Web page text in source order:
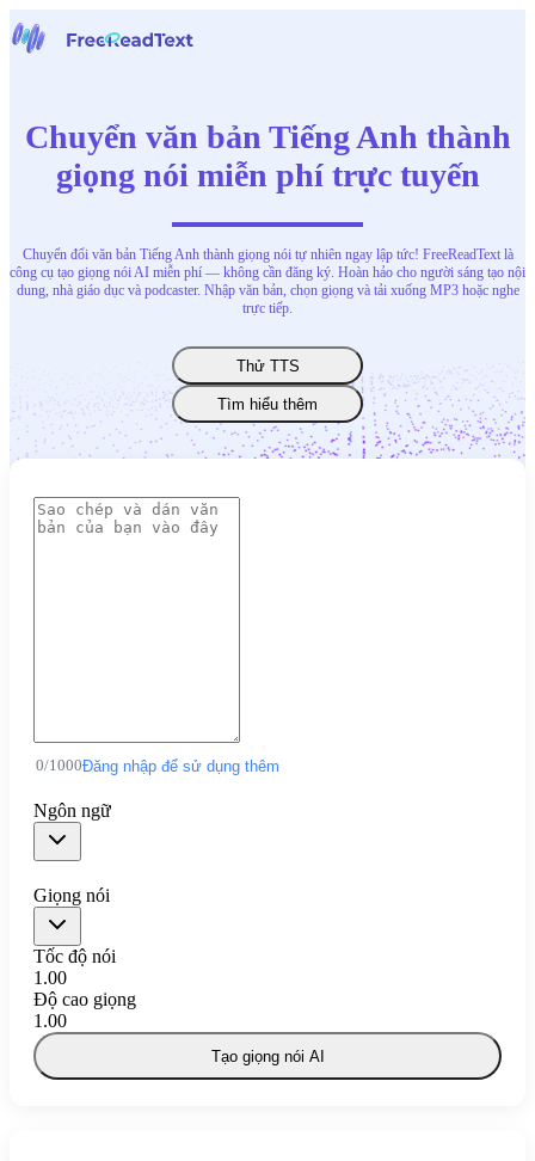
Công cụ
Tin tức
Bảng giá
Tiếng Việt
Chuyển văn bản Tiếng Anh thành
giọng nói miễn phí trực tuyến
Chuyển đổi văn bản Tiếng Anh thành giọng nói tự nhiên ngay lập tức! FreeReadText là
công cụ tạo giọng nói AI miễn phí — không cần đăng ký. Hoàn hảo cho người sáng tạo nội
dung, nhà giáo dục và podcaster. Nhập văn bản, chọn giọng và tải xuống MP3 hoặc nghe
trực tiếp.
Thử TTS
Tìm hiểu thêm
0/1000Đăng nhập để sử dụng thêm
Ngôn ngữ
Giọng nói
Tốc độ nói
1.00
Độ cao giọng
1.00
Tạo giọng nói AI